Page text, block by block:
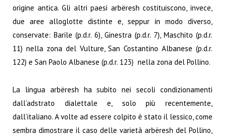
origine antica. Gli altri paesi arbëresh costituiscono, invece,
due aree alloglotte distinte e, seppur in modo diverso,
conservate: Barile (p.d.r. 6), Ginestra (p.d.r. 7), Maschito (p.d.r.
11) nella zona del Vulture, San Costantino Albanese (p.d.r.
122) e San Paolo Albanese (p.d.r. 123) nella zona del Pollino.
La lingua arbëresh ha subito nei secoli condizionamenti
dall’adstrato dialettale e, solo più recentemente,
dall’italiano. A volte ad essere colpito è stato il lessico, come
sembra dimostrare il caso delle varietà arbëresh del Pollino,